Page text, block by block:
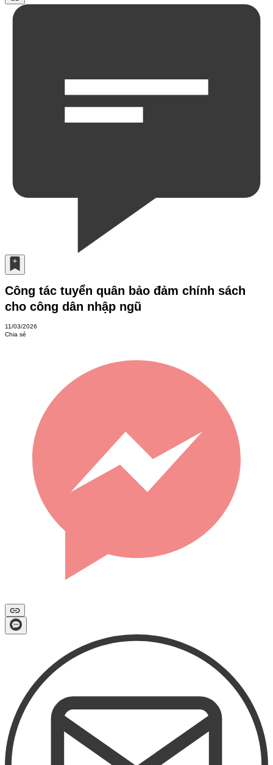
Công tác tuyển quân bảo đảm chính sách
cho công dân nhập ngũ
11/03/2026
Chia sẻ